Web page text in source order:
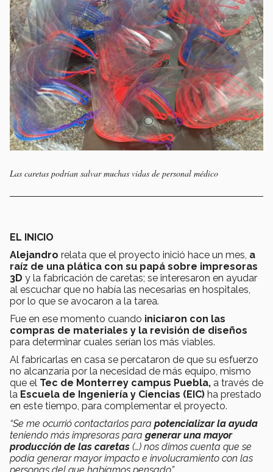
Las caretas podrían salvar muchas vidas de personal médico
EL INICIO
Alejandro relata que el proyecto inició hace un mes, a
raíz de una plática con su papá sobre impresoras
3D y la fabricación de caretas; se interesaron en ayudar
al escuchar que no había las necesarias en hospitales,
por lo que se avocaron a la tarea.
Fue en ese momento cuando iniciaron con las
compras de materiales y la revisión de diseños
para determinar cuales serían los más viables.
Al fabricarlas en casa se percataron de que su esfuerzo
no alcanzaría por la necesidad de más equipo, mismo
que el Tec de Monterrey campus Puebla, a través de
la Escuela de Ingeniería y Ciencias (EIC) ha prestado
en este tiempo, para complementar el proyecto.
“Se me ocurrió contactarlos para potencializar la ayuda
teniendo más impresoras para generar una mayor
producción de las caretas (…) nos dimos cuenta que se
podía generar mayor impacto e involucramiento con las